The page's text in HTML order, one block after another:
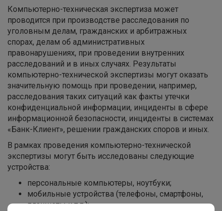
Компьютерно-техническая экспертиза может
проводится при производстве расследования по
уголовным делам, гражданских и арбитражных
спорах, делам об административных
правонарушениях, при проведении внутренних
расследований и в иных случаях. Результаты
компьютерно-технической экспертизы могут оказать
значительную помощь при проведении, например,
расследования таких ситуаций как факты утечки
конфиденциальной информации, инциденты в сфере
информационной безопасности, инциденты в системах
«Банк-Клиент», решении гражданских споров и иных.
В рамках проведения компьютерно-технической
экспертизы могут быть исследованы следующие
устройства:
персональные компьютеры, ноутбуки;
мобильные устройства (телефоны, смартфоны,
планшеты и т.п.);